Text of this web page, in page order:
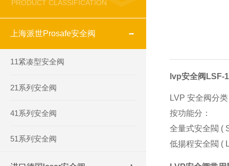
PRODUCT CLASSIFICATION
上海派世Prosafe安全阀
11紧凑型安全阀
21系列安全阀
41系列安全阀
51系列安全阀
lvp安全阀LSF-
LVP 安全阀分
按功能分：
全量式安全閥 (
低揚程安全閥 (